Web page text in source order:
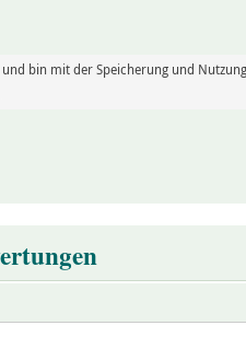
und bin mit der Speicherung und